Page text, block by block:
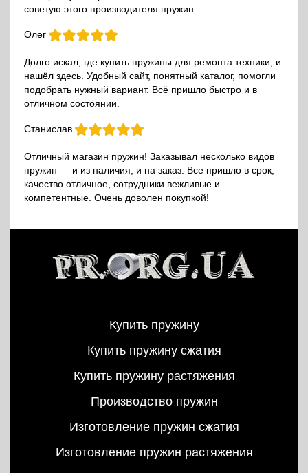
советую этого производителя пружин
Олег
Долго искал, где купить пружины для ремонта техники, и
нашёл здесь. Удобный сайт, понятный каталог, помогли
подобрать нужный вариант. Всё пришло быстро и в
отличном состоянии.
Станислав
Отличный магазин пружин! Заказывал несколько видов
пружин — и из наличия, и на заказ. Все пришло в срок,
качество отличное, сотрудники вежливые и
компетентные. Очень доволен покупкой!
Купить пружину
Купить пружину сжатия
Купить пружину растяжения
Производство пружин
Изготовление пружин сжатия
Изготовление пружин растяжения